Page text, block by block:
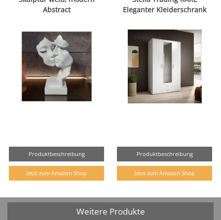
Abstract
Produktbeschreibung
Jetzt zum Amazon Shop
Eleganter Kleiderschrank
Produktbeschreibung
Jetzt zum Amazon Shop
Weitere Produkte